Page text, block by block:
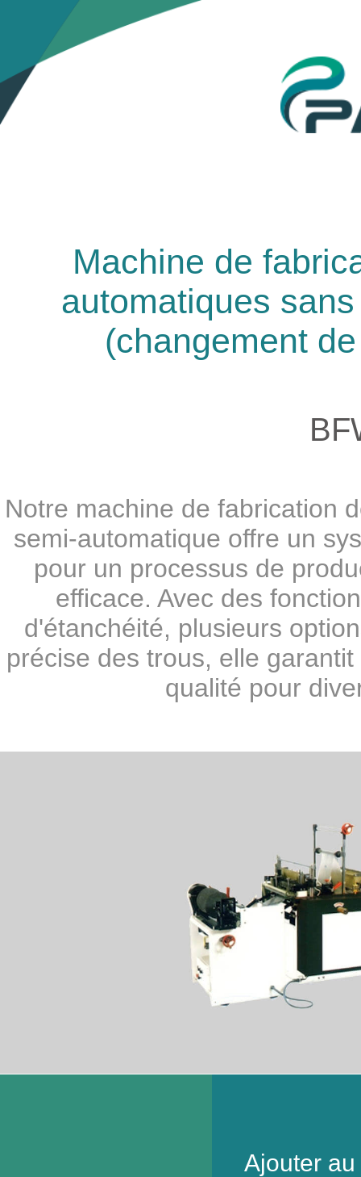
Machine de
automatiques
(changement
Notre machine de fabrication
semi-automatique offre un
pour un processus de
efficace. Avec des
d'étanchéité, plusieurs
précise des trous, elle
qualité pour
Ajouter